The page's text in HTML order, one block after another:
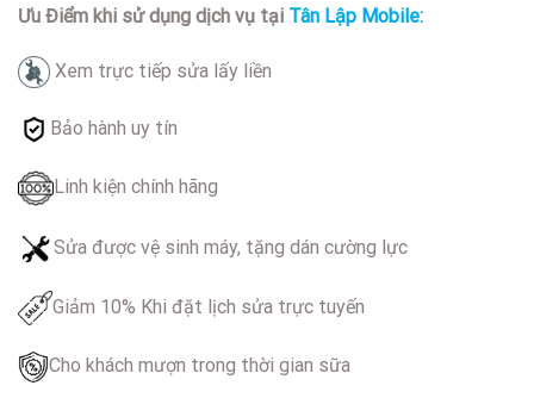
Ưu Điểm khi sử dụng dịch vụ tại Tân Lập Mobile:
Xem trực tiếp sửa lấy liền
Bảo hành uy tín
Linh kiện chính hãng
Sửa được vệ sinh máy, tặng dán cường lực
Giảm 10% Khi đặt lịch sửa trực tuyến
Cho khách mượn trong thời gian sữa